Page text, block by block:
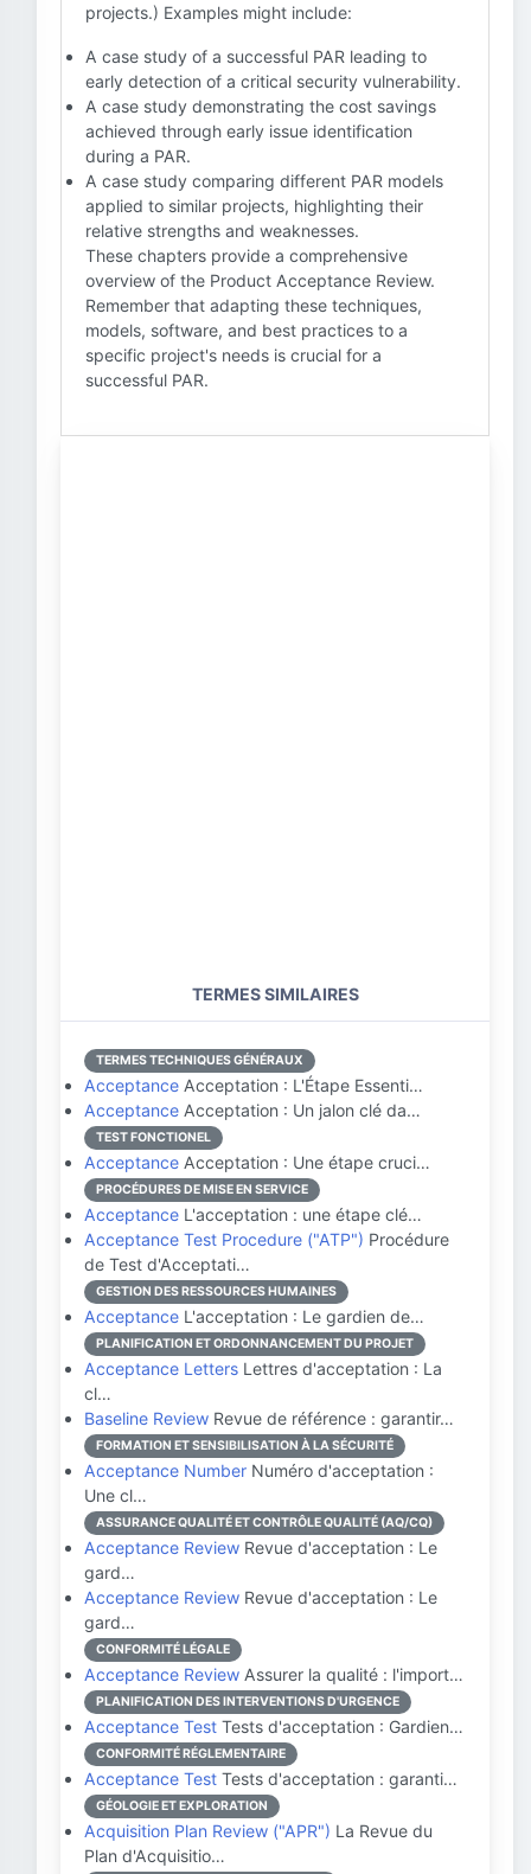
projects.) Examples might include:
A case study of a successful PAR leading to
early detection of a critical security vulnerability.
A case study demonstrating the cost savings
achieved through early issue identification
during a PAR.
A case study comparing different PAR models
applied to similar projects, highlighting their
relative strengths and weaknesses.
These chapters provide a comprehensive
overview of the Product Acceptance Review.
Remember that adapting these techniques,
models, software, and best practices to a
specific project's needs is crucial for a
successful PAR.
TERMES SIMILAIRES
TERMES TECHNIQUES GÉNÉRAUX
Acceptance Acceptation : L'Étape Essenti…
Acceptance Acceptation : Un jalon clé da…
TEST FONCTIONEL
Acceptance Acceptation : Une étape cruci…
PROCÉDURES DE MISE EN SERVICE
Acceptance L'acceptation : une étape clé…
Acceptance Test Procedure ("ATP") Procédure
de Test d'Acceptati…
GESTION DES RESSOURCES HUMAINES
Acceptance L'acceptation : Le gardien de…
PLANIFICATION ET ORDONNANCEMENT DU PROJET
Acceptance Letters Lettres d'acceptation : La
cl…
Baseline Review Revue de référence : garantir…
FORMATION ET SENSIBILISATION À LA SÉCURITÉ
Acceptance Number Numéro d'acceptation :
Une cl…
ASSURANCE QUALITÉ ET CONTRÔLE QUALITÉ (AQ/CQ)
Acceptance Review Revue d'acceptation : Le
gard…
Acceptance Review Revue d'acceptation : Le
gard…
CONFORMITÉ LÉGALE
Acceptance Review Assurer la qualité : l'import…
PLANIFICATION DES INTERVENTIONS D'URGENCE
Acceptance Test Tests d'acceptation : Gardien…
CONFORMITÉ RÉGLEMENTAIRE
Acceptance Test Tests d'acceptation : garanti…
GÉOLOGIE ET EXPLORATION
Acquisition Plan Review ("APR") La Revue du
Plan d'Acquisitio…